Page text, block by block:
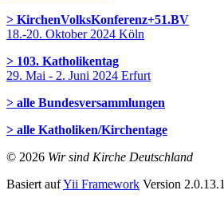
> KirchenVolksKonferenz+51.BV
18.-20. Oktober 2024 Köln
> 103. Katholikentag
29. Mai - 2. Juni 2024 Erfurt
> alle Bundesversammlungen
> alle Katholiken/Kirchentage
© 2026 Wir sind Kirche Deutschland
Basiert aufYii Framework Version 2.0.13.1